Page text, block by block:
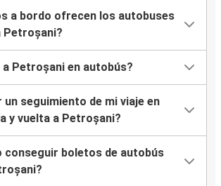
a bordo ofrecen los autobuses
Petroșani?
Petroșani en autobús?
un seguimiento de mi viaje en
y vuelta a Petroșani?
conseguir boletos de autobús